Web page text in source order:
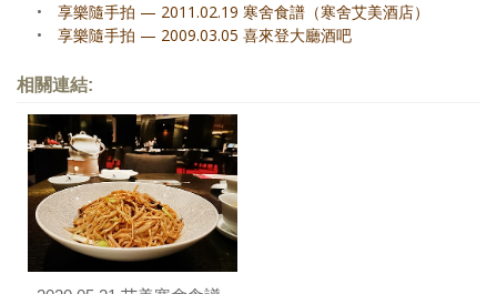
•
享樂隨手拍 — 2011.02.19 寒舍食譜（寒舍艾美酒店）
•
享樂隨手拍 — 2009.03.05 喜來登大廳酒吧
相關連結: